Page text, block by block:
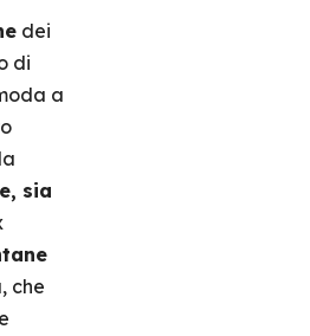
dei
di
a
sia
che